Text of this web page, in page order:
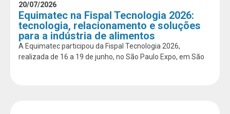
20/07/2026
Equimatec na Fispal Tecnologia 2026:
tecnologia, relacionamento e soluções
para a indústria de alimentos
A Equimatec participou da Fispal Tecnologia 2026,
realizada de 16 a 19 de junho, no São Paulo Expo, em São